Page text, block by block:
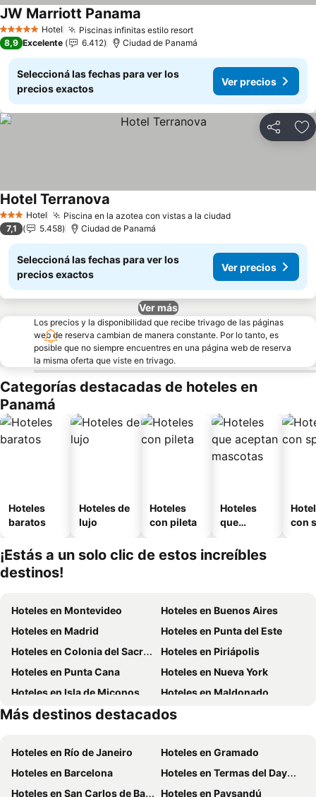
5 Estrellas Hotel Piscinas infinitas estilo resortVer precios
JW Marriott Panama
8,9 Excelente 6.412 Ciudad de Panamá
Seleccioná las fechas para ver los
precios exactos
Ver precios
Compartir
3 Estrellas
Hotel Piscina en la azotea con vistas a la ciudadVer precios
Hotel Terranova
7,1 5.458 Ciudad de Panamá
Seleccioná las fechas para ver los
precios exactos
Ver precios
Ver más
Los precios y la disponibilidad que recibe trivago de las páginas
web de reserva cambian de manera constante. Por lo tanto, es
posible que no siempre encuentres en una página web de reserva
la misma oferta que viste en trivago.
Categorías destacadas de hoteles en
Panamá
Hoteles
baratos
Hoteles de
lujo
Hoteles
con pileta
Hoteles
que
mascotas
con
¡Estás a un solo clic de estos increíbles
destinos!
Hoteles en Montevideo
Hoteles en Buenos Aires
Hoteles en Madrid
Hoteles en Punta del Este
Hoteles en Colonia del Sacramento
Hoteles en Piriápolis
Hoteles en Punta Cana
Hoteles en Nueva York
Hoteles en Isla de Miconos
Hoteles en Maldonado
Hoteles en Ibiza
Hoteles en Salto
Más destinos destacados
Hoteles en Río de Janeiro
Hoteles en Gramado
Hoteles en Barcelona
Hoteles en Termas del Dayman
Hoteles en San Carlos de Bariloche
Hoteles en Paysandú